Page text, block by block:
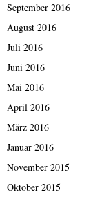
September 2016
August 2016
Juli 2016
Juni 2016
Mai 2016
April 2016
März 2016
Januar 2016
November 2015
Oktober 2015